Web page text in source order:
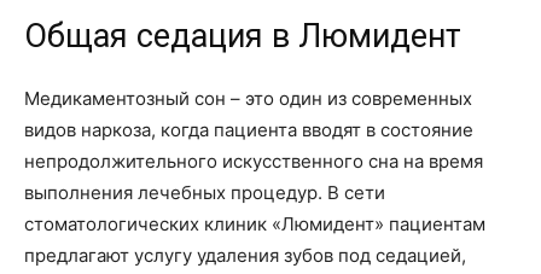
Общая седация в Люмидент
Медикаментозный сон – это один из современных
видов наркоза, когда пациента вводят в состояние
непродолжительного искусственного сна на время
выполнения лечебных процедур. В сети
стоматологических клиник «Люмидент» пациентам
предлагают услугу удаления зубов под седацией,